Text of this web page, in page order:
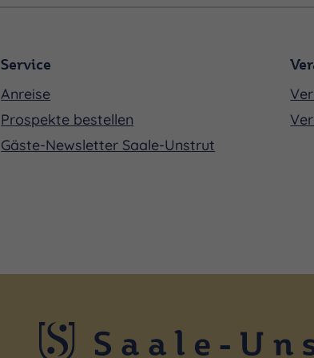
Service
Anreise
Prospekte bestellen
Gäste-Newsletter Saale-Unstrut